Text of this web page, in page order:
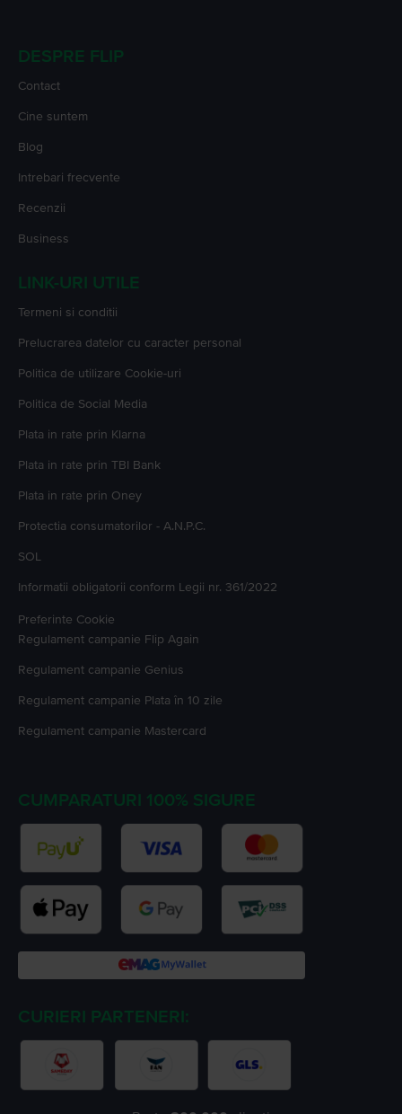
DESPRE FLIP
Contact
Cine suntem
Blog
Intrebari frecvente
Recenzii
Business
LINK-URI UTILE
Termeni si conditii
Prelucrarea datelor cu caracter personal
Politica de utilizare Cookie-uri
Politica de Social Media
Plata in rate prin Klarna
Plata in rate prin TBI Bank
Plata in rate prin Oney
Protectia consumatorilor - A.N.P.C.
SOL
Informatii obligatorii conform Legii nr. 361/2022
Preferinte Cookie
Regulament campanie Flip Again
Regulament campanie Genius
Regulament campanie Plata în 10 zile
Regulament campanie Mastercard
CUMPARATURI 100% SIGURE
CURIERI PARTENERI: